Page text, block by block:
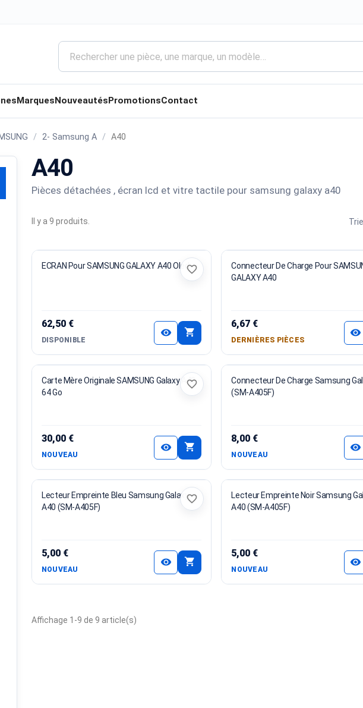
Marques Nouveautés PromotionsContact
2- Samsung A A40
A40
Pièces détachées , écran lcd et vitre tactile pour samsung galaxy a40
Il y a 9 produits.
ECRAN Pour SAMSUNG GALAXY A40 Oled
62,50 €
DISPONIBLE
visibility shopping_cart
favorite_border
Connecteur De Charge Pour
GALAXY A40
6,67 €
DERNIÈRES PIÈCES
visibility
Carte Mère Originale SAMSUNG Galaxy A40 -
64 Go
30,00 €
NOUVEAU
visibility shopping_cart
favorite_border
Connecteur De Charge Samsung
(SM-A405F)
8,00 €
NOUVEAU
visibility
Lecteur Empreinte Bleu Samsung Galaxy
A40 (SM-A405F)
5,00 €
NOUVEAU
visibility shopping_cart
favorite_border
Lecteur Empreinte Noir Samsung
A40 (SM-A405F)
5,00 €
NOUVEAU
visibility
Affichage 1-9 de 9 article(s)